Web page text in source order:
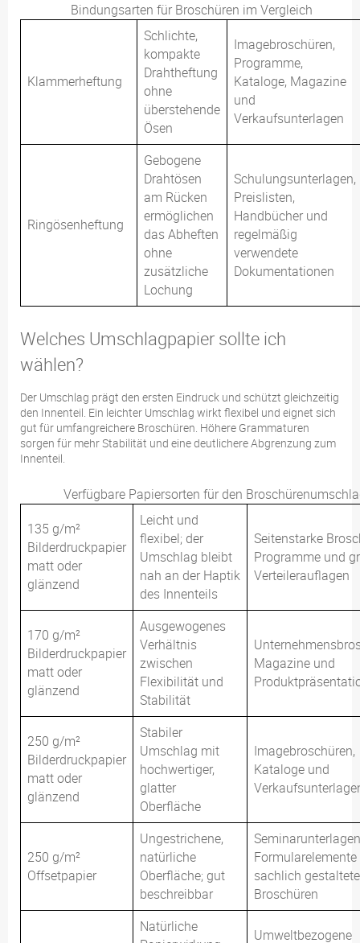
Bindungsarten für Broschüren im Vergleich
Klammerheftung
Schlichte,
kompakte
Drahtheftung
ohne
überstehende
Ösen
Imagebroschüren,
Programme,
Kataloge, Magazine
und
Verkaufsunterlagen
Ringösenheftung
Gebogene
Drahtösen
am Rücken
ermöglichen
das Abheften
ohne
zusätzliche
Lochung
Schulungsunterlagen,
Preislisten,
Handbücher und
regelmäßig
verwendete
Dokumentationen
Welches Umschlagpapier sollte ich
wählen?
Der Umschlag prägt den ersten Eindruck und schützt gleichzeitig
den Innenteil. Ein leichter Umschlag wirkt flexibel und eignet sich
gut für umfangreichere Broschüren. Höhere Grammaturen
sorgen für mehr Stabilität und eine deutlichere Abgrenzung zum
Innenteil.
Verfügbare Papiersorten für den
135 g/m²
Bilderdruckpapier
matt oder
glänzend
Leicht und
flexibel; der
Umschlag bleibt
nah an der Haptik
des Innenteils
Seitenstarke
Programme und
Verteilerauflagen
170 g/m²
Bilderdruckpapier
matt oder
glänzend
Ausgewogenes
Verhältnis
zwischen
Flexibilität und
Stabilität
Magazine und
250 g/m²
Bilderdruckpapier
matt oder
glänzend
Stabiler
Umschlag mit
hochwertiger,
glatter
Oberfläche
Imagebroschüren,
Kataloge und
250 g/m²
Offsetpapier
Ungestrichene,
natürliche
Oberfläche; gut
beschreibbar
sachlich gestaltete
Broschüren
Natürliche
Umweltbezogene